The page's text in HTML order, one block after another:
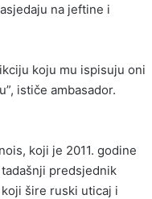
na jeftine i
koju mu ispisuju oni
ističe ambasador.
koji je 2011. godine
predsjednik
šire ruski uticaj i